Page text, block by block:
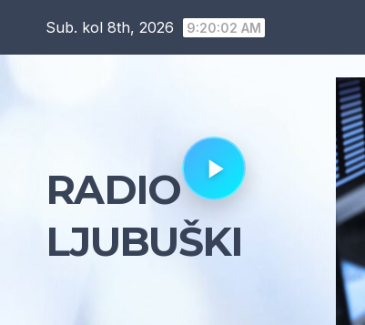
Sub. kol 8th, 2026 9:20:04 AM
RADIO
LJUBUŠKI